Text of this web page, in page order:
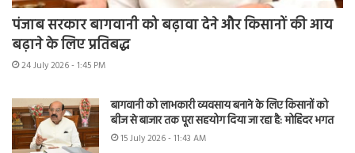
पंजाब सरकार बागवानी को बढ़ावा देने और किसानों की आय
बढ़ाने के लिए प्रतिबद्ध
24 July 2026 - 1:45 PM
बागवानी को लाभकारी व्यवसाय बनाने के लिए किसानों को
बीज से बाजार तक पूरा सहयोग दिया जा रहा है: मोहिंदर भगत
15 July 2026 - 11:43 AM